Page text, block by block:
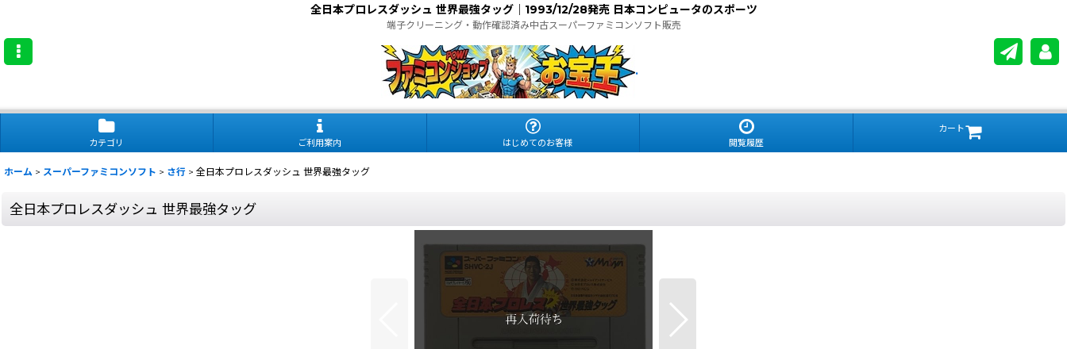
全日本プロレスダッシュ 世界最強タッグ｜1993/12/28発売 日本コンピュータのスポーツ
端子クリーニング・動作確認済み中古スーパーファミコンソフト販売
.
カテゴリ ご利用案内 はじめてのお客様 閲覧履歴
カート
ホーム > スーパーファミコンソフト > さ行 > 全日本プロレスダッシュ 世界最強タッグ
全日本プロレスダッシュ 世界最強タッグ